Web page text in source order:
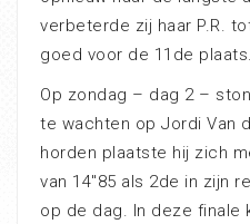
verbeterde zij haar P.R.
goed voor de 11de plaats.
Op zondag – dag 2 –
te wachten op Jordi Van
horden plaatste hij zich
van 14″85 als 2de in zijn
op de dag. In deze finale